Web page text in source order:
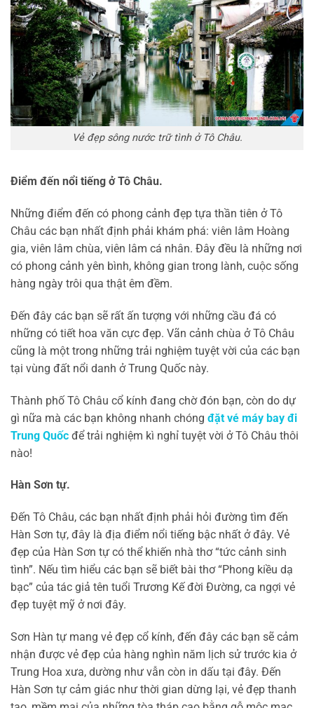
Vẻ đẹp sông nước trữ tình ở Tô Châu.
Điểm đến nổi tiếng ở Tô Châu.
Những điểm đến có phong cảnh đẹp tựa thần tiên ở Tô
Châu các bạn nhất định phải khám phá: viên lâm Hoàng
gia, viên lâm chùa, viên lâm cá nhân. Đây đều là những nơi
có phong cảnh yên bình, không gian trong lành, cuộc sống
hàng ngày trôi qua thật êm đềm.
Đến đây các bạn sẽ rất ấn tượng với những cầu đá có
những có tiết hoa văn cực đẹp. Vãn cảnh chùa ở Tô Châu
cũng là một trong những trải nghiệm tuyệt vời của các bạn
tại vùng đất nổi danh ở Trung Quốc này.
Thành phố Tô Châu cổ kính đang chờ đón bạn, còn do dự
gì nữa mà các bạn không nhanh chóng đặt vé máy bay đi
Trung Quốc để trải nghiệm kì nghỉ tuyệt vời ở Tô Châu thôi
nào!
Hàn Sơn tự.
Đến Tô Châu, các bạn nhất định phải hỏi đường tìm đến
Hàn Sơn tự, đây là địa điểm nổi tiếng bậc nhất ở đây. Vẻ
đẹp của Hàn Sơn tự có thể khiến nhà thơ “tức cảnh sinh
tình”. Nếu tìm hiểu các bạn sẽ biết bài thơ “Phong kiều dạ
bạc” của tác giả tên tuổi Trương Kế đời Đường, ca ngợi vẻ
đẹp tuyệt mỹ ở nơi đây.
Sơn Hàn tự mang vẻ đẹp cổ kính, đến đây các bạn sẽ cảm
nhận được vẻ đẹp của hàng nghìn năm lịch sử trước kia ở
Trung Hoa xưa, dường như vẫn còn in dấu tại đây. Đến
Hàn Sơn tự cảm giác như thời gian dừng lại, vẻ đẹp thanh